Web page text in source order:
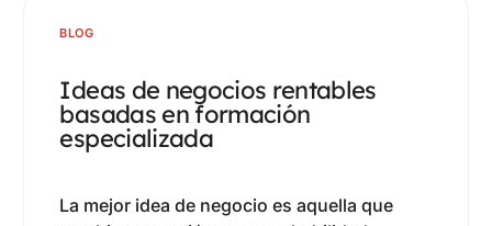
BLOG
Ideas de negocios rentables
basadas en formación
especializada
La mejor idea de negocio es aquella que
0
3
5
5
7
8
9
1